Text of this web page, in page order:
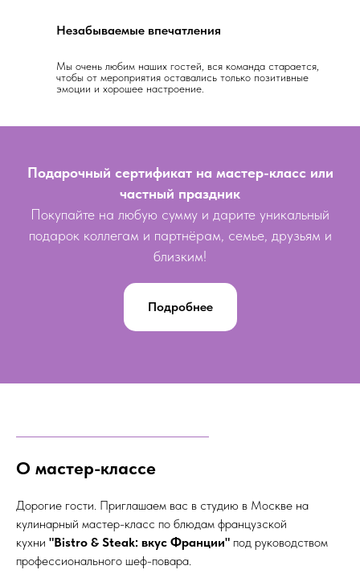
Незабываемые впечатления
Мы очень любим наших гостей, вся команда старается,
чтобы от мероприятия оставались только позитивные
эмоции и хорошее настроение.
Подарочный сертификат на мастер-класс или
частный праздник
Покупайте на любую сумму и дарите уникальный
подарок коллегам и партнёрам, семье, друзьям и
близким!
Подробнее
О мастер-классе
Дорогие гости. Приглашаем вас в студию в Москве на
кулинарный мастер-класс по блюдам французской
кухни "Bistro & Steak: вкус Франции" под руководством
профессионального шеф-повара.